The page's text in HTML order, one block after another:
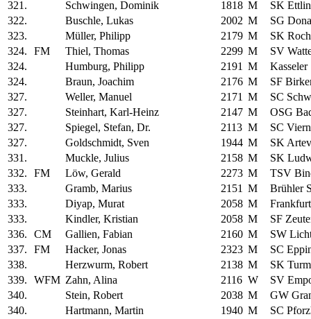
321. Schwingen, Dominik 1818 M
SK
322.
Buschle, Lukas 2002 M
SG
323.
Müller, Philipp 2179 M
SK
324.
FM Thiel, Thomas 2299 M
SV
324.
Humburg, Philipp 2191 M
Kasseler
324.
Braun, Joachim 2176 M
SF
327.
Weller, Manuel 2171 M
SC
327.
Steinhart, Karl-Heinz 2147 M
OSG
327.
Spiegel, Stefan, Dr. 2113 M
SC
327.
Goldschmidt, Sven 1944 M
SK
331.
Muckle, Julius 2158 M
SK
332.
FM Löw, Gerald 2273 M
TSV
333.
Gramb, Marius 2151 M
Brühler
333.
Diyap, Murat 2058 M
333.
Kindler, Kristian 2058 M
SF
336.
CM Gallien, Fabian 2160 M
SW
337.
FM Hacker, Jonas 2323 M
SC
338.
Herzwurm, Robert 2138 M
SK
339.
WFM Zahn, Alina 2116 W
SV
340.
Stein, Robert 2038 M
GW
340.
Hartmann, Martin 1940 M
SC